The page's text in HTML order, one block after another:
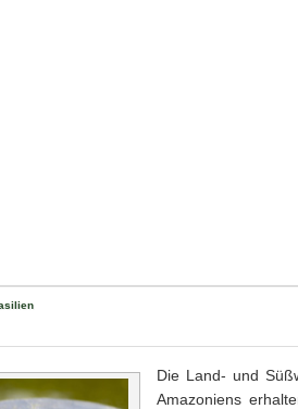
Die Land- und
Amazoniens